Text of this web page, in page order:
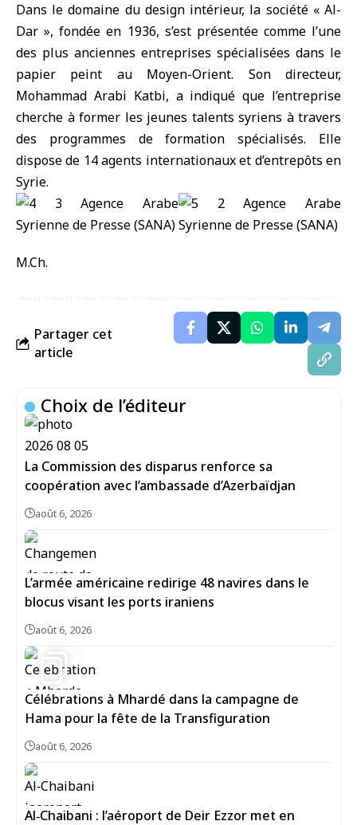
Dans le domaine du design intérieur, la société « Al-
Dar », fondée en 1936, s’est présentée comme l’une
des plus anciennes entreprises spécialisées dans le
papier peint au Moyen-Orient. Son directeur,
Mohammad Arabi Katbi, a indiqué que l’entreprise
cherche à former les jeunes talents syriens à travers
des programmes de formation spécialisés. Elle
dispose de 14 agents internationaux et d’entrepôts en
Syrie.
M.Ch.
Partager cet
article
Choix de l’éditeur
La Commission des disparus renforce sa
coopération avec l’ambassade d’Azerbaïdjan
août 6, 2026
L’armée américaine redirige 48 navires dans le
blocus visant les ports iraniens
août 6, 2026
Célébrations à Mhardé dans la campagne de
Hama pour la fête de la Transfiguration
août 6, 2026
Al‑Chaibani : l’aéroport de Deir Ezzor met en